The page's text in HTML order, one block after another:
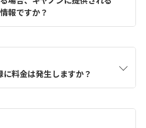
IDの作成方法は？をご確認く
報ですか？
スから取得します。アカウントを
きるように、この情報を使用して
録フォームを入力します。
料金は発生しますか？